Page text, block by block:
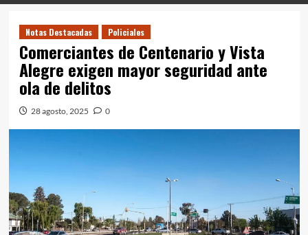
Notas Destacadas Policiales
Comerciantes de Centenario y Vista
Alegre exigen mayor seguridad ante
ola de delitos
28 agosto, 2025 0